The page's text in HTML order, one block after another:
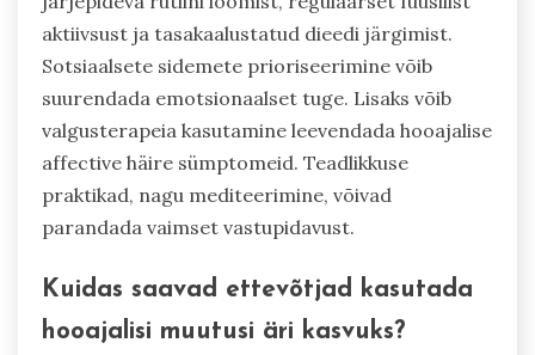
aktiivsust ja tasakaalustatud dieedi järgimist.
Sotsiaalsete sidemete prioriseerimine võib
suurendada emotsionaalset tuge. Lisaks võib
valgusterapeia kasutamine leevendada hooajalise
affective häire sümptomeid. Teadlikkuse
praktikad, nagu mediteerimine, võivad
parandada vaimset vastupidavust.
Kuidas saavad ettevõtjad kasutada
hooajalisi muutusi äri kasvuks?